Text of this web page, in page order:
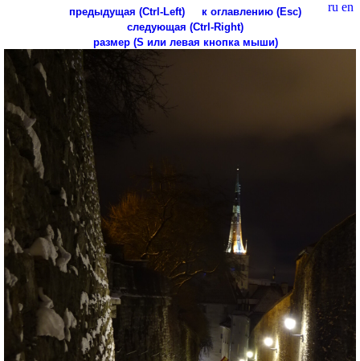
ru en
предыдущая (Ctrl-Left)
к оглавлению (Esc)
следующая (Ctrl-Right)
размер (S или левая кнопка мыши)